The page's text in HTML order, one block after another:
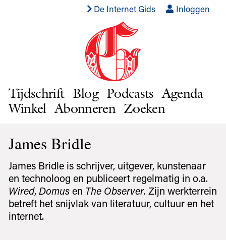
De Internet Gids Inloggen
Tijdschrift Blog Podcasts Agenda
Winkel Abonneren Zoeken
James Bridle
James Bridle is schrijver, uitgever, kunstenaar
en technoloog en publiceert regelmatig in o.a.
Wired, Domusen The Observer. Zijn werkterrein
betreft het snijvlak van literatuur, cultuur en het
internet.